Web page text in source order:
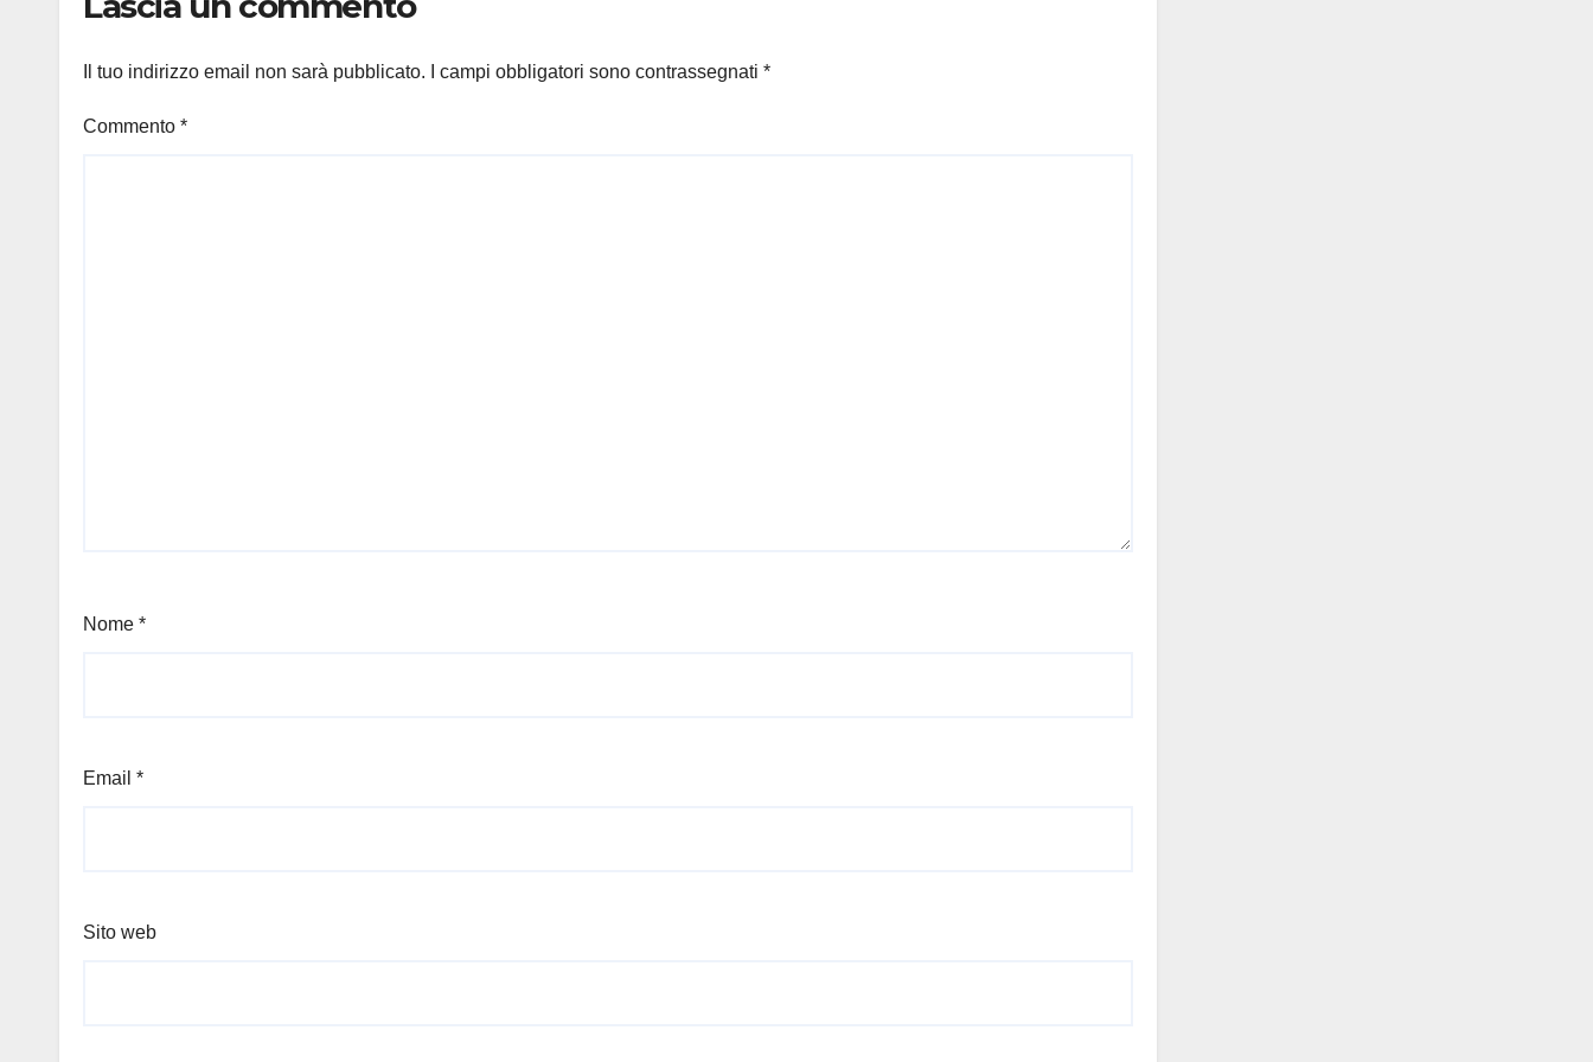
Il tuo indirizzo email non sarà pubblicato. I campi obbligatori sono contrassegnati *
Commento *
Nome *
Email *
Sito web